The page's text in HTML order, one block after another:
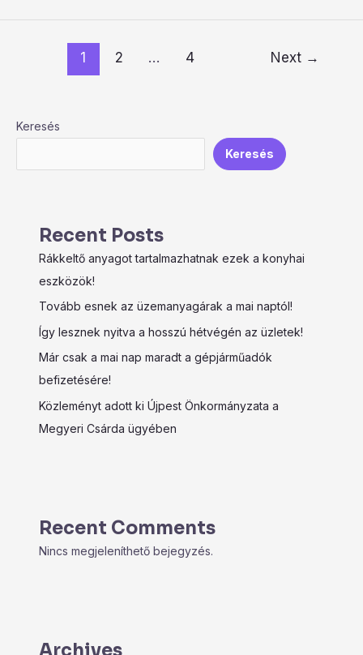
1 2 … 4 Next →
Keresés
Keresés
Recent Posts
Rákkeltő anyagot tartalmazhatnak ezek a konyhai
eszközök!
Tovább esnek az üzemanyagárak a mai naptól!
Így lesznek nyitva a hosszú hétvégén az üzletek!
Már csak a mai nap maradt a gépjárműadók
befizetésére!
Közleményt adott ki Újpest Önkormányzata a
Megyeri Csárda ügyében
Recent Comments
Nincs megjeleníthető bejegyzés.